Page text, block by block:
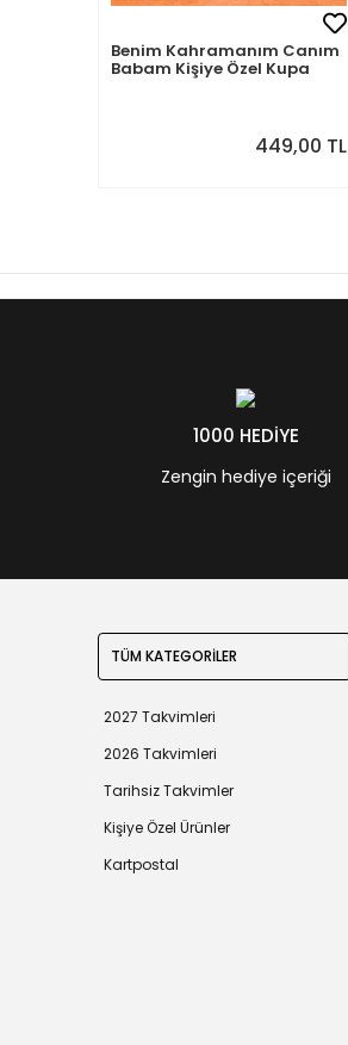
Benim Kahramanım Canım
Babam Kişiye Özel Kupa
449,00 TL
1000 HEDİYE
Zengin hediye içeriği
TÜM KATEGORİLER
2027 Takvimleri
2026 Takvimleri
Tarihsiz Takvimler
Kişiye Özel Ürünler
Kartpostal